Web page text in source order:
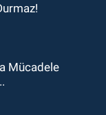
Mücadele